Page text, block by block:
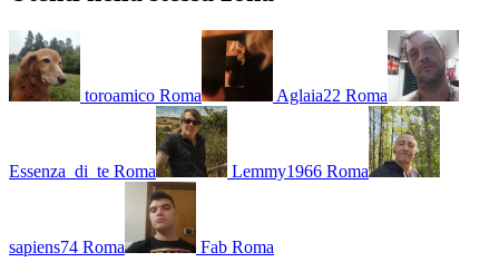
toroamico Roma Aglaia22 Roma
Essenza_di_te Roma Lemmy1966 Roma
sapiens74 Roma Fab Roma